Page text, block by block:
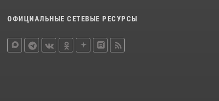
ОФИЦИАЛЬНЫЕ СЕТЕВЫЕ РЕСУРСЫ